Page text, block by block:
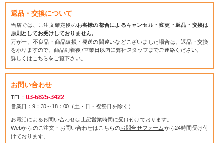
返品・交換について
当店では、ご注文確定後のお客様の都合によるキャンセル・変更・返品・交換は
原則としてお受けしておりません。
万が一、不良品・商品破損・発送の間違いなどございました場合は、返品・交換
を承りますので、商品到着後7営業日以内に弊社スタッフまでご連絡ください。
詳しくは こちらをご覧下さい。
お問い合わせ
TEL： 03-6825-3422
営業日：9：30～18：00（土・日・祝祭日を除く）
お電話によるお問い合わせは上記営業時間に受け付けております。
Webからのご注文・お問い合わせはこちらのお問合せフォームから24時間受け付
けております。